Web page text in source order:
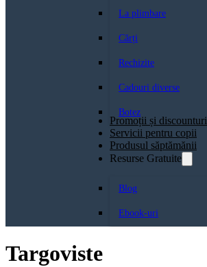
La plimbare
Cărți
Rechizite
Cadouri diverse
Botez
Promoții și discounturi
Servicii pentru copii
Produsul săptămănii
Resurse Gratuite
Blog
Ebook-uri
Targoviste